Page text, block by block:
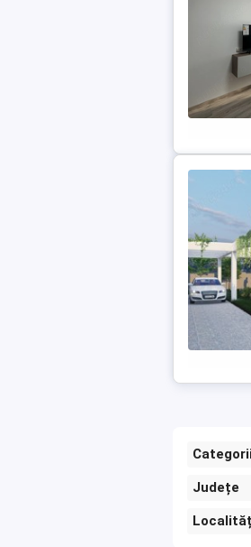
Județe